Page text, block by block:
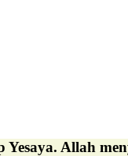
Allah